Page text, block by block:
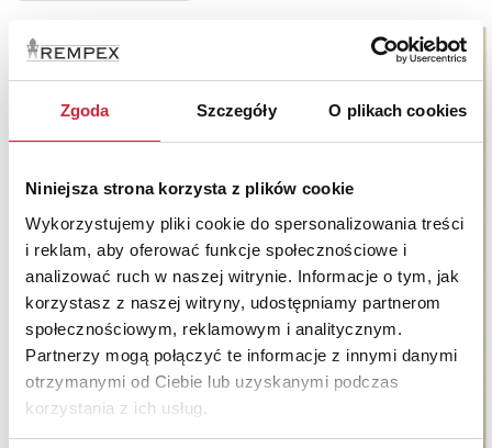
Zgoda Szczegóły O plikach cookies
Niniejsza strona korzysta z plików cookie
Wykorzystujemy pliki cookie do spersonalizowania treści
i reklam, aby oferować funkcje społecznościowe i
analizować ruch w naszej witrynie. Informacje o tym, jak
korzystasz z naszej witryny, udostępniamy partnerom
społecznościowym, reklamowym i analitycznym.
Partnerzy mogą połączyć te informacje z innymi danymi
otrzymanymi od Ciebie lub uzyskanymi podczas
korzystania z ich usług.